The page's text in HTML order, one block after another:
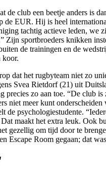
de club een beetje anders is
de EUR. Hij is heel
tachtig actieve leden, we
Zijn sportbroeders knikken
de trainingen en de
koor.
dat het rugbyteam niet zo
Svea Rietdorf (21) uit
precies zo aan toe. “De club
niet meer kunt onderscheiden
de psychologiestudente.
maakt het extra leuk. Ook
gezellig om tijd door te
Escape Room gegaan; dat